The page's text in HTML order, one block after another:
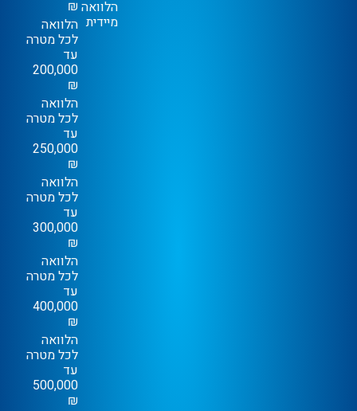
הלוואה
מיידית
₪
הלוואה
לכל מטרה
עד
200,000
₪
הלוואה
לכל מטרה
עד
250,000
₪
הלוואה
לכל מטרה
עד
300,000
₪
הלוואה
לכל מטרה
עד
400,000
₪
הלוואה
לכל מטרה
עד
500,000
₪